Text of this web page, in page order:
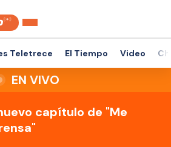
Teletrece El Tiempo Video
EN VIVO
capítulo de "Me